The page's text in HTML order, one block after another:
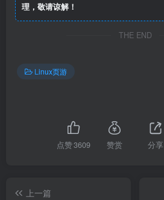
理，敬请谅解！
THE END
Linux页游
点赞3609 赞赏 分享
上一篇